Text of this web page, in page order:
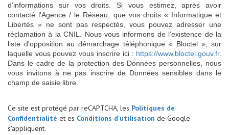
d’informations sur vos droits. Si vous estimez, après avoir
contacté l'Agence / le Réseau, que vos droits « Informatique et
Libertés » ne sont pas respectés, vous pouvez adresser une
réclamation à la CNIL. Nous vous informons de l’existence de la
liste d'opposition au démarchage téléphonique « Bloctel », sur
laquelle vous pouvez vous inscrire ici : https://www.bloctel.gouv.fr.
Dans le cadre de la protection des Données personnelles, nous
vous invitons à ne pas inscrire de Données sensibles dans le
champ de saisie libre.
Ce site est protégé par reCAPTCHA, les Politiques de
Confidentialité et es Conditions d'utilisation de Google
s'appliquent.